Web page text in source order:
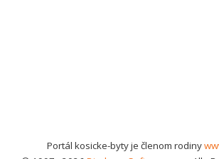
Portál kosicke-byty je členom rodiny